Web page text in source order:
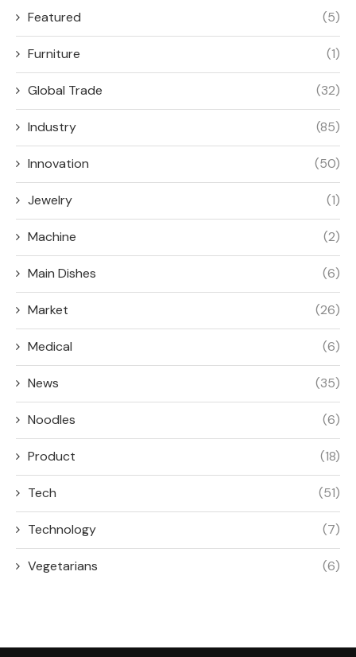
Featured (5)
Furniture (1)
Global Trade (32)
Industry (85)
Innovation (50)
Jewelry (1)
Machine (2)
Main Dishes (6)
Market (26)
Medical (6)
News (35)
Noodles (6)
Product (18)
Tech (51)
Technology (7)
Vegetarians (6)